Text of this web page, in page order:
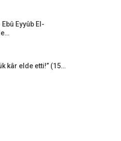
Eyyûb El-
kâr elde etti!” (15…